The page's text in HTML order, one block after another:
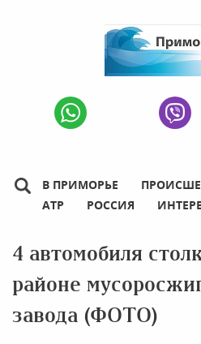
В ПРИМОРЬЕ
АТР
РОССИЯ
4 автомобиля
районе
завода (ФОТО)